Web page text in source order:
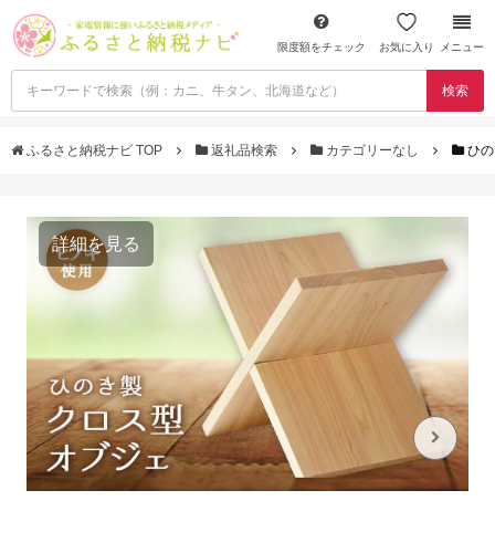
限度額をチェック お気に入り メニュー
検索
ふるさと納税ナビ TOP 返礼品検索 カテゴリーなし ひ
詳細を見る